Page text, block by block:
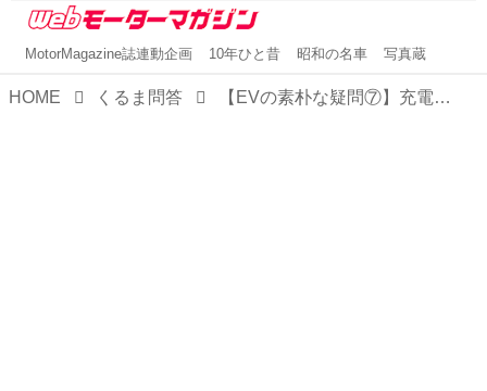
MotorMagazine誌連動企画 10年ひと昔 昭和の名車 写真蔵
HOME くるま問答 【EVの素朴な疑問⑦】充電器の話題でよく聞く「CHAdeMO（チャデモ）」とはなにか